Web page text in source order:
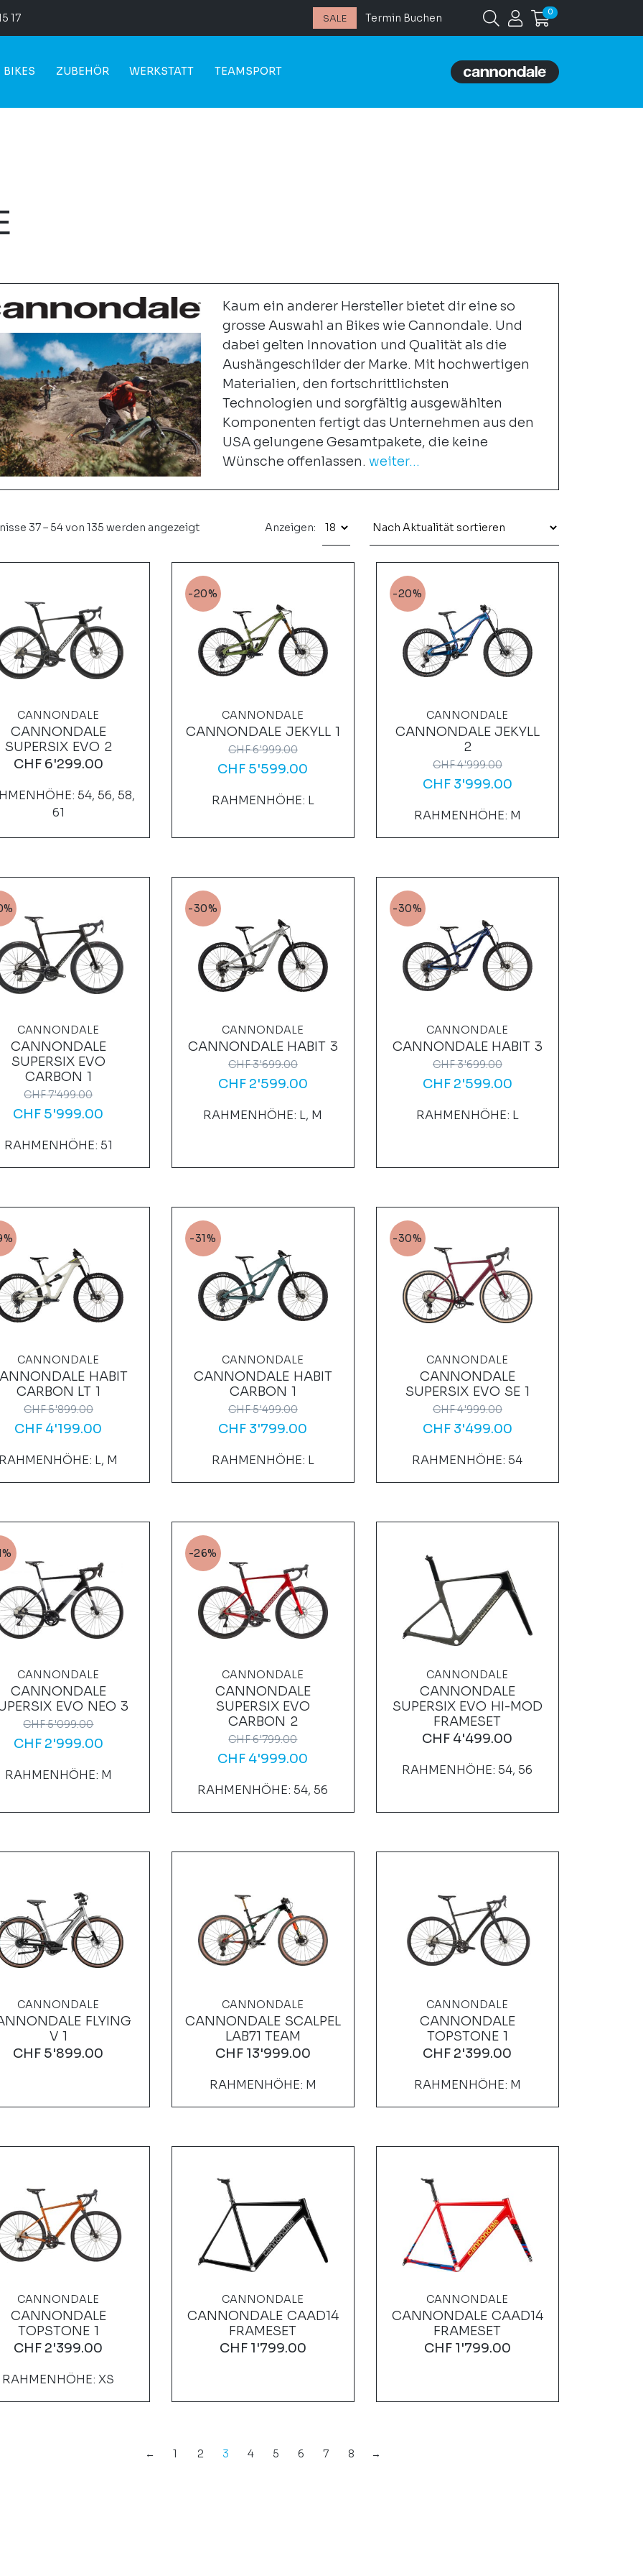
17 SALE Termin Buchen 0
BIKES ZUBEHÖR WERKSTATT TEAMSPORT
Kaum ein anderer Hersteller bietet dir eine so
grosse Auswahl an Bikes wie Cannondale. Und
dabei gelten Innovation und Qualität als die
Aushängeschilder der Marke. Mit hochwertigen
Materialien, den fortschrittlichsten
Technologien und sorgfältig ausgewählten
Komponenten fertigt das Unternehmen aus den
USA gelungene Gesamtpakete, die keine
Wünsche offenlassen. weiter...
37 – 54 von 135 werden angezeigt Anzeigen:
CANNONDALE
CANNONDALE
SUPERSIX EVO 2
CHF6'299.00
54, 56, 58,
61
-20%
CANNONDALE
CANNONDALE JEKYLL 1
CHF6'999.00
CHF 5'599.00
RAHMENHÖHE: L
-20%
CANNONDALE
CANNONDALE JEKYLL
2
CHF4'999.00
CHF3'999.00
RAHMENHÖHE: M
CANNONDALE
CANNONDALE
SUPERSIX EVO
CARBON 1
CHF7'499.00
CHF 5'999.00
RAHMENHÖHE: 51
-30%
CANNONDALE
CANNONDALE HABIT 3
CHF3'699.00
CHF2'599.00
RAHMENHÖHE: L, M
-30%
CANNONDALE
CANNONDALE HABIT 3
CHF3'699.00
CHF2'599.00
RAHMENHÖHE: L
CANNONDALE
HABIT
CARBON LT 1
CHF5'899.00
CHF 4'199.00
L, M
-31%
CANNONDALE
CANNONDALE HABIT
CARBON 1
CHF5'499.00
CHF 3'799.00
RAHMENHÖHE: L
-30%
CANNONDALE
CANNONDALE
SUPERSIX EVO SE 1
CHF4'999.00
CHF3'499.00
RAHMENHÖHE: 54
CANNONDALE
CANNONDALE
EVO NEO 3
CHF5'099.00
CHF2'999.00
RAHMENHÖHE: M
-26%
CANNONDALE
CANNONDALE
SUPERSIX EVO
CARBON 2
CHF6'799.00
CHF 4'999.00
RAHMENHÖHE: 54, 56
CANNONDALE
CANNONDALE
SUPERSIX EVO HI-MOD
FRAMESET
CHF 4'499.00
RAHMENHÖHE: 54, 56
CANNONDALE
FLYING
V 1
CHF 5'899.00
CANNONDALE
CANNONDALE SCALPEL
LAB71 TEAM
CHF13'999.00
RAHMENHÖHE: M
CANNONDALE
CANNONDALE
TOPSTONE 1
CHF 2'399.00
RAHMENHÖHE: M
CANNONDALE
CANNONDALE
TOPSTONE 1
CHF 2'399.00
RAHMENHÖHE: XS
CANNONDALE
CANNONDALE CAAD14
FRAMESET
CHF1'799.00
CANNONDALE
CANNONDALE CAAD14
FRAMESET
CHF1'799.00
← 1 2 3 4 5 6 7 8 →